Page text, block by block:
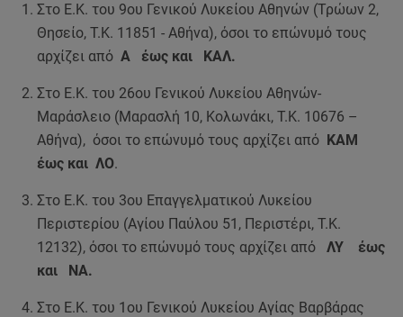
Στο Ε.Κ. του 9ου Γενικού Λυκείου Αθηνών (Τρώων 2,
Θησείο, Τ.Κ. 11851 - Αθήνα), όσοι το επώνυμό τους
αρχίζει από Α έως και ΚΑΛ.
Στο Ε.Κ. του 26ου Γενικού Λυκείου Αθηνών-
Μαράσλειο (Μαρασλή 10, Κολωνάκι, Τ.Κ. 10676 –
Αθήνα), όσοι το επώνυμό τους αρχίζει από ΚΑΜ
έως και ΛΟ.
Στο Ε.Κ. του 3ου Επαγγελματικού Λυκείου
Περιστερίου (Αγίου Παύλου 51, Περιστέρι, Τ.Κ.
12132), όσοι το επώνυμό τους αρχίζει από ΛΥ έως
και ΝΑ.
Στο Ε.Κ. του 1ου Γενικού Λυκείου Αγίας Βαρβάρας